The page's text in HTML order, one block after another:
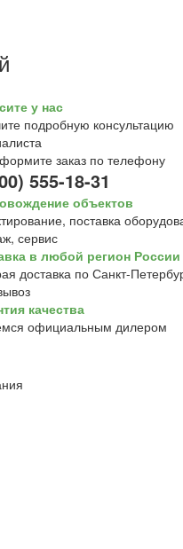
у нас
подробную консультацию
заказ по телефону
555-18-31
объектов
поставка
сервис
в любой регион России
доставка по Санкт-
качества
официальным дилером